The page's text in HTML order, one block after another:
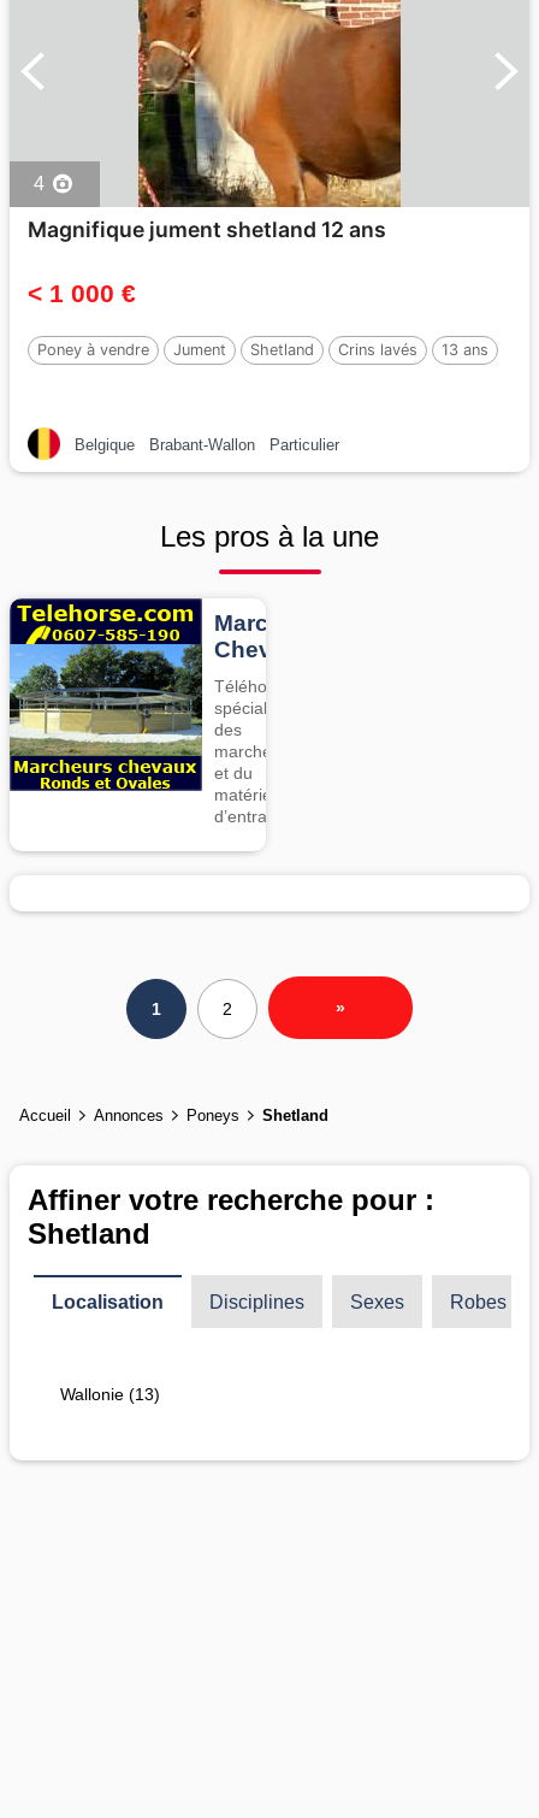
4
Magnifique jument shetland 12 ans
< 1 000 €
Poney à vendre Jument Shetland Crins lavés 13 ans
Belgique Brabant-Wallon Particulier
Les pros à la une
Marcheurs
Chevaux
Téléhorse,
spécialiste
des
marcheurs
et du
matériel
d’entrainement
1 2 »
Accueil Annonces Poneys Shetland
Affiner votre recherche pour :
Shetland
Localisation Disciplines Sexes Robes
Wallonie (13)